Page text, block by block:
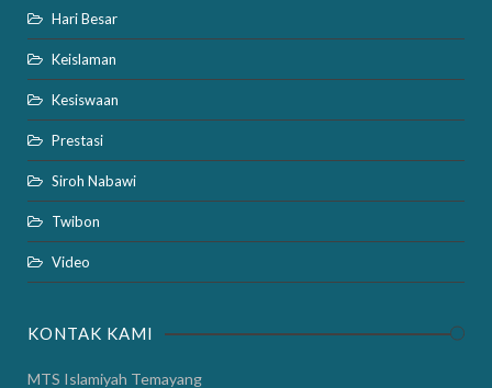
Hari Besar
Keislaman
Kesiswaan
Prestasi
Siroh Nabawi
Twibon
Video
KONTAK KAMI
MTS Islamiyah Temayang